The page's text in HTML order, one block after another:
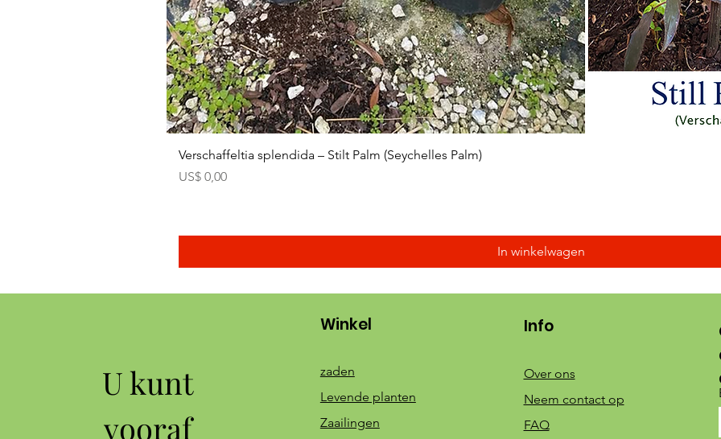
Verschaffeltia splendida – Stilt Palm (Seychelles Palm)
Prijs
US$ 0,00
In winkelwagen
U kunt
vooraf
Winkel
zaden
Levende planten
Zaailingen
Info
Over ons
Neem contact op
FAQ